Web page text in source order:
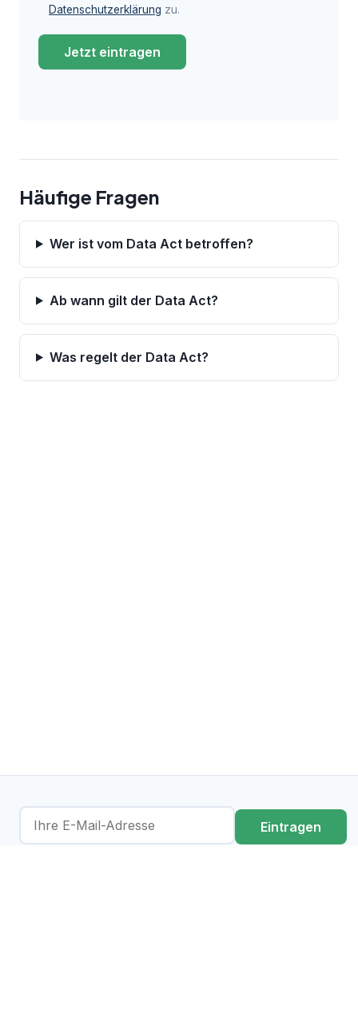
Datenschutzerklärung zu.
Jetzt eintragen
Häufige Fragen
Wer ist vom Data Act betroffen?
Ab wann gilt der Data Act?
Was regelt der Data Act?
Eintragen